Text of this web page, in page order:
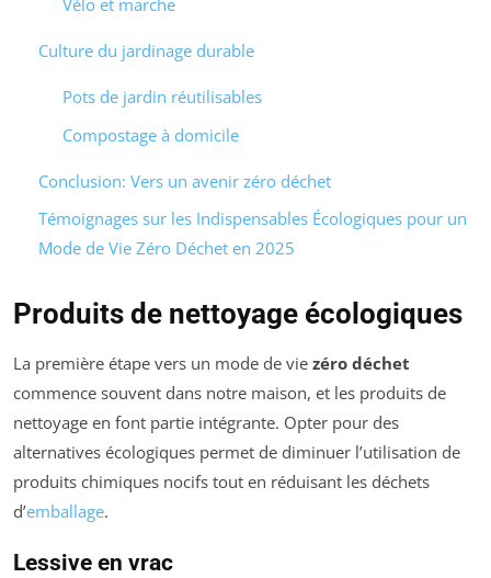
Vélo et marche
Culture du jardinage durable
Pots de jardin réutilisables
Compostage à domicile
Conclusion: Vers un avenir zéro déchet
Témoignages sur les Indispensables Écologiques pour un
Mode de Vie Zéro Déchet en 2025
Produits de nettoyage écologiques
La première étape vers un mode de vie zéro déchet
commence souvent dans notre maison, et les produits de
nettoyage en font partie intégrante. Opter pour des
alternatives écologiques permet de diminuer l’utilisation de
produits chimiques nocifs tout en réduisant les déchets
d’emballage.
Lessive en vrac